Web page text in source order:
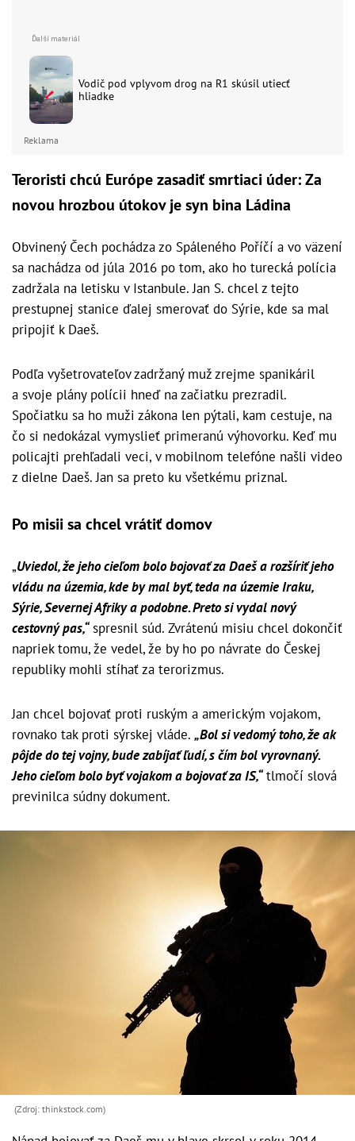
Vodič pod vplyvom drog na R1 skúsil utiecť
hliadke
Reklama
Teroristi chcú Európe zasadiť smrtiaci úder: Za
novou hrozbou útokov je syn bina Ládina
Obvinený Čech pochádza zo Spáleného Poříčí a vo väzení
sa nachádza od júla 2016 po tom, ako ho turecká polícia
zadržala na letisku v Istanbule. Jan S. chcel z tejto
prestupnej stanice ďalej smerovať do Sýrie, kde sa mal
pripojiť k Daeš.
Podľa vyšetrovateľov zadržaný muž zrejme spanikáril
a svoje plány polícii hneď na začiatku prezradil.
Spočiatku sa ho muži zákona len pýtali, kam cestuje, na
čo si nedokázal vymyslieť primeranú výhovorku. Keď mu
policajti prehľadali veci, v mobilnom telefóne našli video
z dielne Daeš. Jan sa preto ku všetkému priznal.
Po misii sa chcel vrátiť domov
„Uviedol, že jeho cieľom bolo bojovať za Daeš a rozšíriť jeho
vládu na územia, kde by mal byť, teda na územie Iraku,
Sýrie, Severnej Afriky a podobne. Preto si vydal nový
cestovný pas,“spresnil súd. Zvrátenú misiu chcel dokončiť
napriek tomu, že vedel, že by ho po návrate do Českej
republiky mohli stíhať za terorizmus.
Jan chcel bojovať proti ruským a americkým vojakom,
rovnako tak proti sýrskej vláde. „Bol si vedomý toho, že ak
pôjde do tej vojny, bude zabíjať ľudí, s čím bol vyrovnaný.
Jeho cieľom bolo byť vojakom a bojovať za IS,“tlmočí slová
previnilca súdny dokument.
(Zdroj: thinkstock.com)